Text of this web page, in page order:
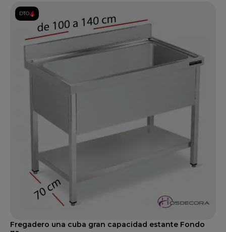
DTO.
Fregadero una cuba gran capacidad estante Fondo